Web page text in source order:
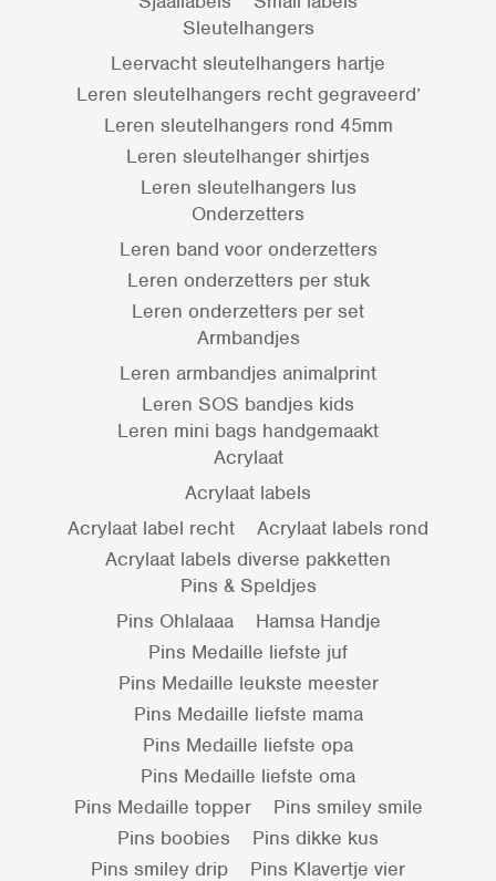
Sleutelhangers
Leervacht sleutelhangers hartje
Leren sleutelhangers recht gegraveerd’
Leren sleutelhangers rond 45mm
Leren sleutelhanger shirtjes
Leren sleutelhangers lus
Onderzetters
Leren band voor onderzetters
Leren onderzetters per stuk
Leren onderzetters per set
Armbandjes
Leren armbandjes animalprint
Leren SOS bandjes kids
Leren mini bags handgemaakt
Acrylaat
Acrylaat labels
Acrylaat label recht
Acrylaat labels rond
Acrylaat labels diverse pakketten
Pins & Speldjes
Pins Ohlalaaa
Hamsa Handje
Pins Medaille liefste juf
Pins Medaille leukste meester
Pins Medaille liefste mama
Pins Medaille liefste opa
Pins Medaille liefste oma
Pins Medaille topper
Pins smiley smile
Pins boobies
Pins dikke kus
Pins smiley drip
Pins Klavertje vier